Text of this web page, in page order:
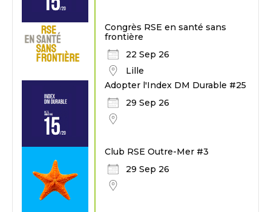
Congrès RSE en santé sans
frontière
22 Sep 26
Lille
Adopter l'Index DM Durable #25
29 Sep 26
Club RSE Outre-Mer #3
29 Sep 26